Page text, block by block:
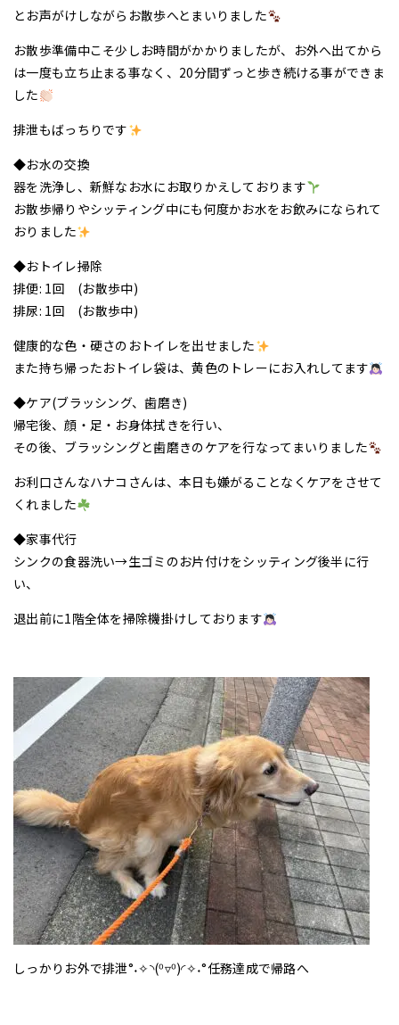
とお声がけしながらお散歩へとまいりました
お散歩準備中こそ少しお時間がかかりましたが、お外へ出てから
は一度も立ち止まる事なく、20分間ずっと歩き続ける事ができま
した
排泄もばっちりです
◆お水の交換
器を洗浄し、新鮮なお水にお取りかえしております
お散歩帰りやシッティング中にも何度かお水をお飲みになられて
おりました
◆おトイレ掃除
排便: 1回 (お散歩中)
排尿: 1回 (お散歩中)
健康的な色・硬さのおトイレを出せました
また持ち帰ったおトイレ袋は、黄色のトレーにお入れしてます
◆ケア(ブラッシング、歯磨き)
帰宅後、顔・足・お身体拭きを行い、
その後、ブラッシングと歯磨きのケアを行なってまいりました
お利口さんなハナコさんは、本日も嫌がることなくケアをさせて
くれました
◆家事代行
シンクの食器洗い→生ゴミのお片付けをシッティング後半に行
い、
退出前に1階全体を掃除機掛けしております
しっかりお外で排泄°˖✧◝(⁰▿⁰)◜✧˖°任務達成で帰路へ